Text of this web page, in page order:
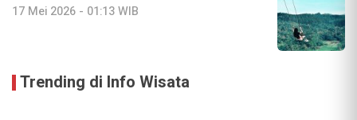
17 Mei 2026 - 01:13 WIB
Trending di Info Wisata